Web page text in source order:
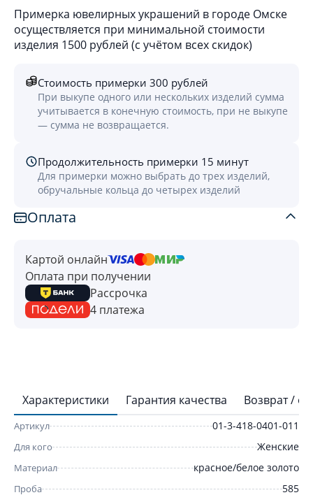
Примерка ювелирных украшений в городе Омске
осуществляется при минимальной стоимости
изделия 1500 рублей (с учётом всех скидок)
Стоимость примерки 300 рублей
При выкупе одного или нескольких изделий сумма
учитывается в конечную стоимость, при не выкупе
— сумма не возвращается.
Продолжительность примерки 15 минут
Для примерки можно выбрать до трех изделий,
обручальные кольца до четырех изделий
Оплата
Картой онлайн
Оплата при получении
Рассрочка
4 платежа
Характеристики Гарантия качества Возврат /
Артикул 01-3-418-0401-011
Для кого Женские
Материал красное/белое золото
Проба 585